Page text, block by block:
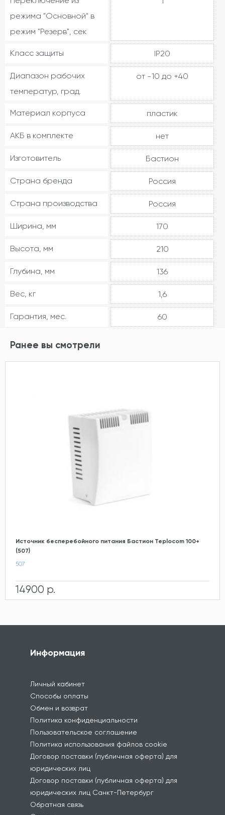
режима "Основной" в
режим "Резерв", сек
Класс защиты IP20
Диапазон рабочих
температур, град.
от -10 до +40
Материал корпуса пластик
АКБ в комплекте нет
Изготовитель Бастион
Страна бренда Россия
Страна производства Россия
Ширина, мм 170
Высота, мм 210
Глубина, мм 136
Вес, кг 1,6
Гарантия, мес. 60
Ранее вы смотрели
Источник бесперебойного питания Бастион Teplocom 100+
(507)
507
14900 р.
Информация
Личный кабинет
Способы оплаты
Обмен и возврат
Политика конфиденциальности
Пользовательское соглашение
Политика использования файлов cookie
Договор поставки (публичная оферта) для
юридических лиц
Договор поставки (публичная оферта) для
юридических лиц Санкт-Петербург
Обратная связь